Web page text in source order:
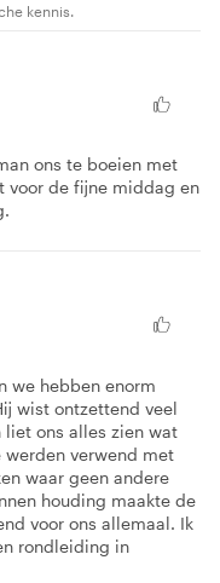
kennis.
ons te boeien met
voor de fijne middag en
we hebben enorm
wist ontzettend veel
liet ons alles zien wat
werden verwend met
waar geen andere
houding maakte de
voor ons allemaal. Ik
rondleiding in